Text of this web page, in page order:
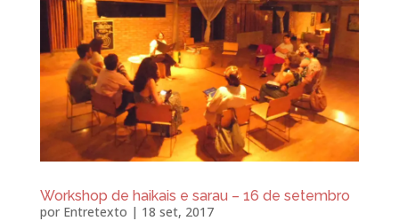
Workshop de haikais e sarau – 16 de setembro
por Entretexto | 18 set, 2017